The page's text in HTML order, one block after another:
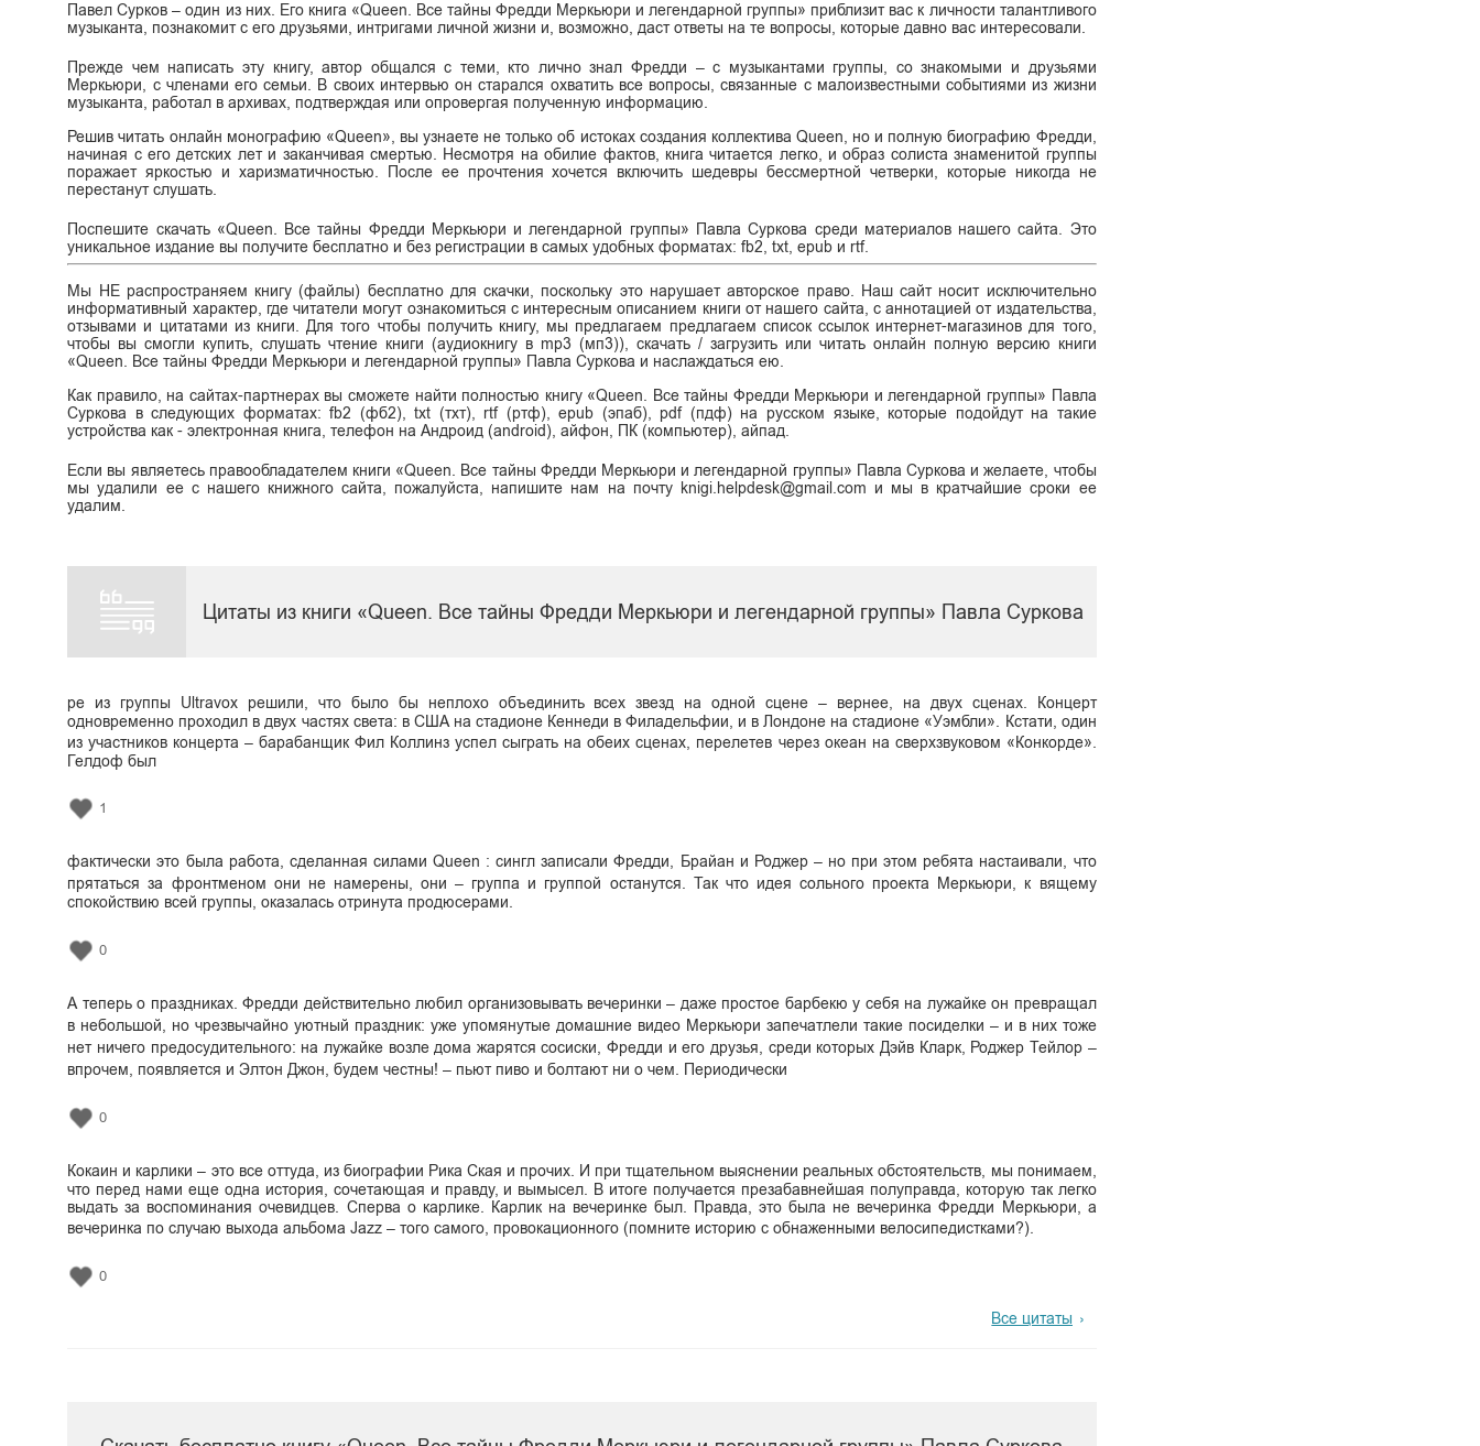
Павел Сурков – один из них. Его книга «Queen. Все тайны Фредди Меркьюри и легендарной группы» приблизит вас к личности талантливого
музыканта, познакомит с его друзьями, интригами личной жизни и, возможно, даст ответы на те вопросы, которые давно вас интересовали.
Прежде чем написать эту книгу, автор общался с теми, кто лично знал Фредди – с музыкантами группы, со знакомыми и друзьями
Меркьюри, с членами его семьи. В своих интервью он старался охватить все вопросы, связанные с малоизвестными событиями из жизни
музыканта, работал в архивах, подтверждая или опровергая полученную информацию.
Решив читать онлайн монографию «Queen», вы узнаете не только об истоках создания коллектива Queen, но и полную биографию Фредди,
начиная с его детских лет и заканчивая смертью. Несмотря на обилие фактов, книга читается легко, и образ солиста знаменитой группы
поражает яркостью и харизматичностью. После ее прочтения хочется включить шедевры бессмертной четверки, которые никогда не
перестанут слушать.
Поспешите скачать «Queen. Все тайны Фредди Меркьюри и легендарной группы» Павла Суркова среди материалов нашего сайта. Это
уникальное издание вы получите бесплатно и без регистрации в самых удобных форматах: fb2, txt, epub и rtf.
Мы НЕ распространяем книгу (файлы) бесплатно для скачки, поскольку это нарушает авторское право. Наш сайт носит исключительно
информативный характер, где читатели могут ознакомиться с интересным описанием книги от нашего сайта, с аннотацией от издательства,
отзывами и цитатами из книги. Для того чтобы получить книгу, мы предлагаем предлагаем список ссылок интернет-магазинов для того,
чтобы вы смогли купить, слушать чтение книги (аудиокнигу в mp3 (мп3)), скачать / загрузить или читать онлайн полную версию книги
«Queen. Все тайны Фредди Меркьюри и легендарной группы» Павла Суркова и наслаждаться ею.
Как правило, на сайтах-партнерах вы сможете найти полностью книгу «Queen. Все тайны Фредди Меркьюри и легендарной группы» Павла
Суркова в следующих форматах: fb2 (фб2), txt (тхт), rtf (ртф), epub (эпаб), pdf (пдф) на русском языке, которые подойдут на такие
устройства как - электронная книга, телефон на Андроид (android), айфон, ПК (компьютер), айпад.
Если вы являетесь правообладателем книги «Queen. Все тайны Фредди Меркьюри и легендарной группы» Павла Суркова и желаете, чтобы
мы удалили ее с нашего книжного сайта, пожалуйста, напишите нам на почту knigi.helpdesk@gmail.com и мы в кратчайшие сроки ее
удалим.
Цитаты из книги «Queen. Все тайны Фредди Меркьюри и легендарной группы» Павла Суркова
ре из группы Ultravox решили, что было бы неплохо объединить всех звезд на одной сцене – вернее, на двух сценах. Концерт
одновременно проходил в двух частях света: в США на стадионе Кеннеди в Филадельфии, и в Лондоне на стадионе «Уэмбли». Кстати, один
из участников концерта – барабанщик Фил Коллинз успел сыграть на обеих сценах, перелетев через океан на сверхзвуковом «Конкорде».
Гелдоф был
1
фактически это была работа, сделанная силами Queen : сингл записали Фредди, Брайан и Роджер – но при этом ребята настаивали, что
прятаться за фронтменом они не намерены, они – группа и группой останутся. Так что идея сольного проекта Меркьюри, к вящему
спокойствию всей группы, оказалась отринута продюсерами.
0
А теперь о праздниках. Фредди действительно любил организовывать вечеринки – даже простое барбекю у себя на лужайке он превращал
в небольшой, но чрезвычайно уютный праздник: уже упомянутые домашние видео Меркьюри запечатлели такие посиделки – и в них тоже
нет ничего предосудительного: на лужайке возле дома жарятся сосиски, Фредди и его друзья, среди которых Дэйв Кларк, Роджер Тейлор –
впрочем, появляется и Элтон Джон, будем честны! – пьют пиво и болтают ни о чем. Периодически
0
Кокаин и карлики – это все оттуда, из биографии Рика Ская и прочих. И при тщательном выяснении реальных обстоятельств, мы понимаем,
что перед нами еще одна история, сочетающая и правду, и вымысел. В итоге получается презабавнейшая полуправда, которую так легко
выдать за воспоминания очевидцев. Сперва о карлике. Карлик на вечеринке был. Правда, это была не вечеринка Фредди Меркьюри, а
вечеринка по случаю выхода альбома Jazz – того самого, провокационного (помните историю с обнаженными велосипедистками?).
0
Все цитаты